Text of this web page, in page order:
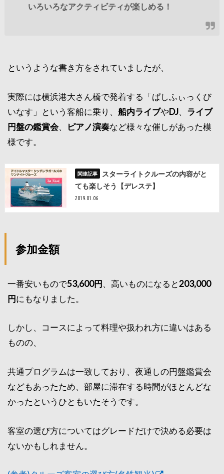
いろいろなアクティビティが楽しめる！
というような書き方をされていましたが、
実際には横浜港大さん橋で発着する「ぱしふぃっくび
いなす」という客船に乗り、船内ライブやDJ、 ライブ
円盤の鑑賞会、 ピアノ演奏など様々な催しがあった模
様です。
スターライトクルーズの内容がと
ても楽しそう【デレステ】
2019.01.06
参加金額
一番安いもので53,600円、高いものになると203,000
円にもなりました。
しかし、コースによって料理や扱われ方に違いはある
ものの、
共通プログラムは一致しており、夜通しの円盤鑑賞会
などもあったため、部屋に滞在する時間がほとんどな
かったというひともいたそうです。
客室の選び方についてはグレードだけで決める必要は
ないかもしれません。